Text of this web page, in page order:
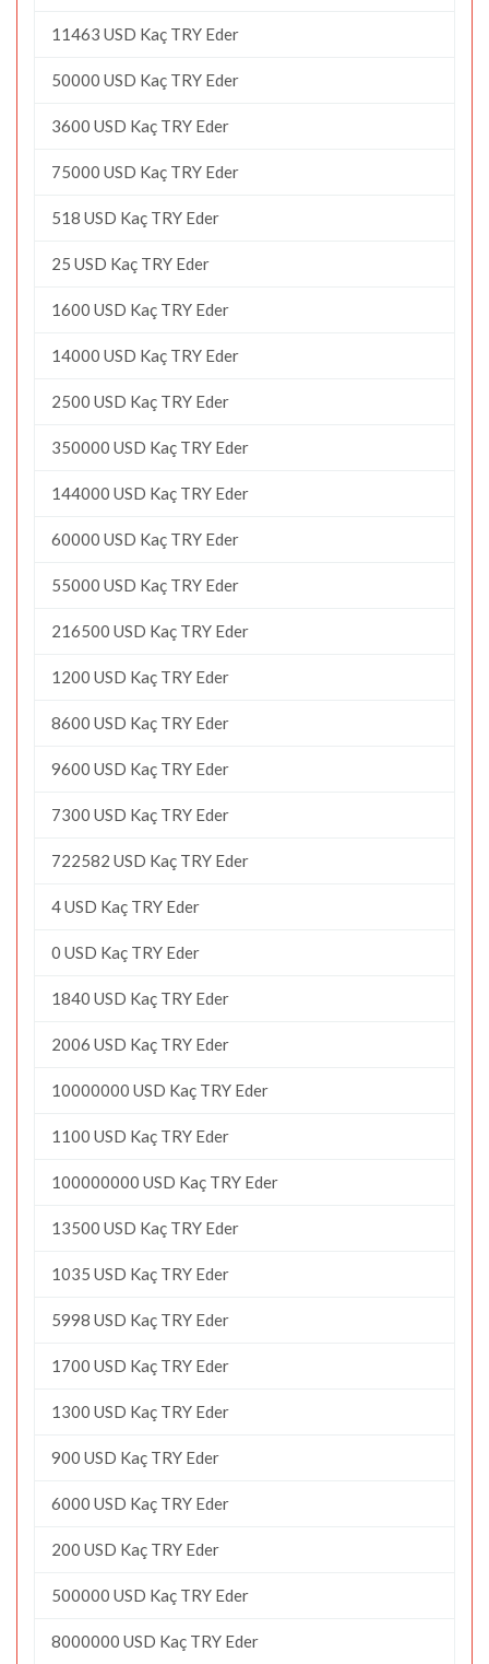
11463 USD Kaç TRY Eder
50000 USD Kaç TRY Eder
3600 USD Kaç TRY Eder
75000 USD Kaç TRY Eder
518 USD Kaç TRY Eder
25 USD Kaç TRY Eder
1600 USD Kaç TRY Eder
14000 USD Kaç TRY Eder
2500 USD Kaç TRY Eder
350000 USD Kaç TRY Eder
144000 USD Kaç TRY Eder
60000 USD Kaç TRY Eder
55000 USD Kaç TRY Eder
216500 USD Kaç TRY Eder
1200 USD Kaç TRY Eder
8600 USD Kaç TRY Eder
9600 USD Kaç TRY Eder
7300 USD Kaç TRY Eder
722582 USD Kaç TRY Eder
4 USD Kaç TRY Eder
0 USD Kaç TRY Eder
1840 USD Kaç TRY Eder
2006 USD Kaç TRY Eder
10000000 USD Kaç TRY Eder
1100 USD Kaç TRY Eder
100000000 USD Kaç TRY Eder
13500 USD Kaç TRY Eder
1035 USD Kaç TRY Eder
5998 USD Kaç TRY Eder
1700 USD Kaç TRY Eder
1300 USD Kaç TRY Eder
900 USD Kaç TRY Eder
6000 USD Kaç TRY Eder
200 USD Kaç TRY Eder
500000 USD Kaç TRY Eder
8000000 USD Kaç TRY Eder